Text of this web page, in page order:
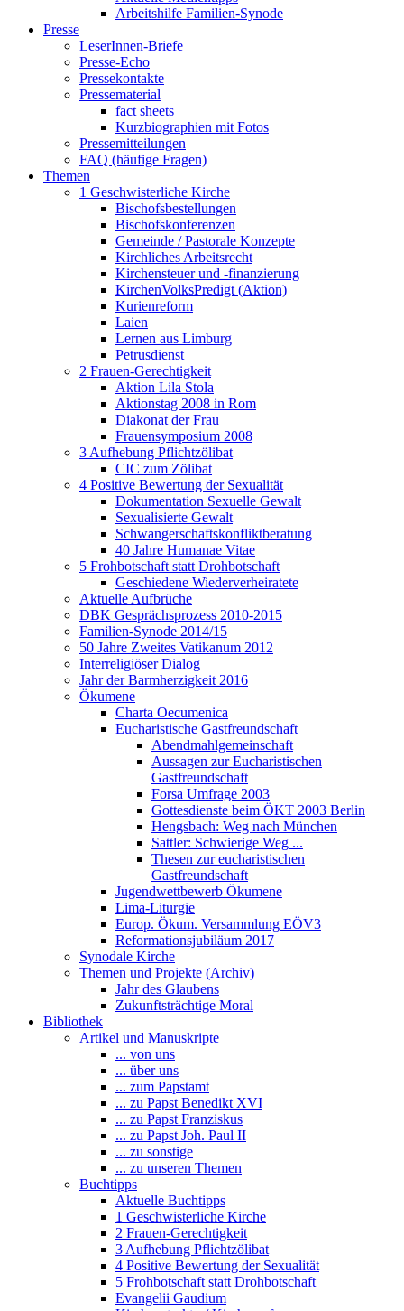
Arbeitshilfe Familien-Synode
Presse
LeserInnen-Briefe
Presse-Echo
Pressekontakte
Pressematerial
fact sheets
Kurzbiographien mit Fotos
Pressemitteilungen
FAQ (häufige Fragen)
Themen
1 Geschwisterliche Kirche
Bischofsbestellungen
Bischofskonferenzen
Gemeinde / Pastorale Konzepte
Kirchliches Arbeitsrecht
Kirchensteuer und -finanzierung
KirchenVolksPredigt (Aktion)
Kurienreform
Laien
Lernen aus Limburg
Petrusdienst
2 Frauen-Gerechtigkeit
Aktion Lila Stola
Aktionstag 2008 in Rom
Diakonat der Frau
Frauensymposium 2008
3 Aufhebung Pflichtzölibat
CIC zum Zölibat
4 Positive Bewertung der Sexualität
Dokumentation Sexuelle Gewalt
Sexualisierte Gewalt
Schwangerschaftskonfliktberatung
40 Jahre Humanae Vitae
5 Frohbotschaft statt Drohbotschaft
Geschiedene Wiederverheiratete
Aktuelle Aufbrüche
DBK Gesprächsprozess 2010-2015
Familien-Synode 2014/15
50 Jahre Zweites Vatikanum 2012
Interreligiöser Dialog
Jahr der Barmherzigkeit 2016
Ökumene
Charta Oecumenica
Eucharistische Gastfreundschaft
Abendmahlgemeinschaft
Aussagen zur Eucharistischen
Gastfreundschaft
Forsa Umfrage 2003
Gottesdienste beim ÖKT 2003 Berlin
Hengsbach: Weg nach München
Sattler: Schwierige Weg ...
Thesen zur eucharistischen
Gastfreundschaft
Jugendwettbewerb Ökumene
Lima-Liturgie
Europ. Ökum. Versammlung EÖV3
Reformationsjubiläum 2017
Synodale Kirche
Themen und Projekte (Archiv)
Jahr des Glaubens
Zukunftsträchtige Moral
Bibliothek
Artikel und Manuskripte
... von uns
... über uns
... zum Papstamt
... zu Papst Benedikt XVI
... zu Papst Franziskus
... zu Papst Joh. Paul II
... zu sonstige
... zu unseren Themen
Buchtipps
Aktuelle Buchtipps
1 Geschwisterliche Kirche
2 Frauen-Gerechtigkeit
3 Aufhebung Pflichtzölibat
4 Positive Bewertung der Sexualität
5 Frohbotschaft statt Drohbotschaft
Evangelii Gaudium